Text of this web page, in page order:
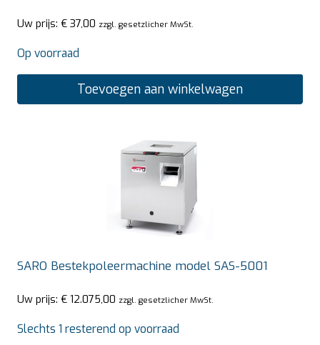
Uw prijs: € 37,00 zzgl. gesetzlicher MwSt.
Op voorraad
Toevoegen aan winkelwagen
SARO Bestekpoleermachine model SAS-5001
Uw prijs: € 12.075,00 zzgl. gesetzlicher MwSt.
Slechts 1 resterend op voorraad